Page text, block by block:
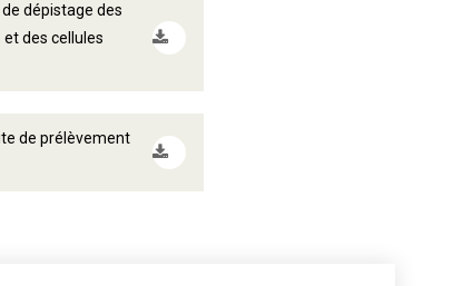
dépistage des
des cellules
de prélèvement